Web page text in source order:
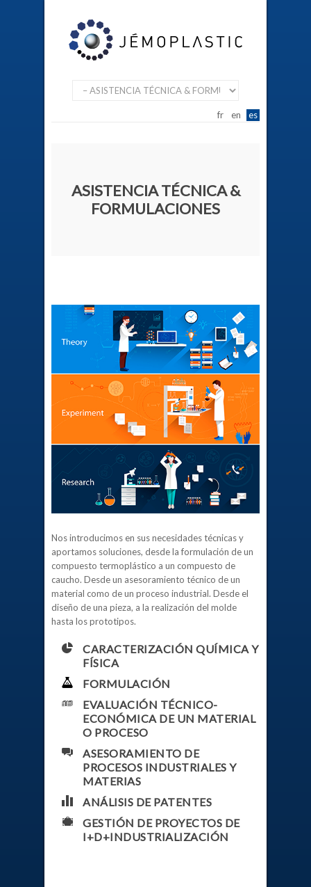
fr en es
ASISTENCIA TÉCNICA &
FORMULACIONES
Nos introducimos en sus necesidades técnicas y
aportamos soluciones, desde la formulación de un
compuesto termoplástico a un compuesto de
caucho. Desde un asesoramiento técnico de un
material como de un proceso industrial. Desde el
diseño de una pieza, a la realización del molde
hasta los prototipos.
CARACTERIZACIÓN QUÍMICA Y
FÍSICA
FORMULACIÓN
EVALUACIÓN TÉCNICO-
ECONÓMICA DE UN MATERIAL
O PROCESO
ASESORAMIENTO DE
PROCESOS INDUSTRIALES Y
MATERIAS
ANÁLISIS DE PATENTES
GESTIÓN DE PROYECTOS DE
I+D+INDUSTRIALIZACIÓN